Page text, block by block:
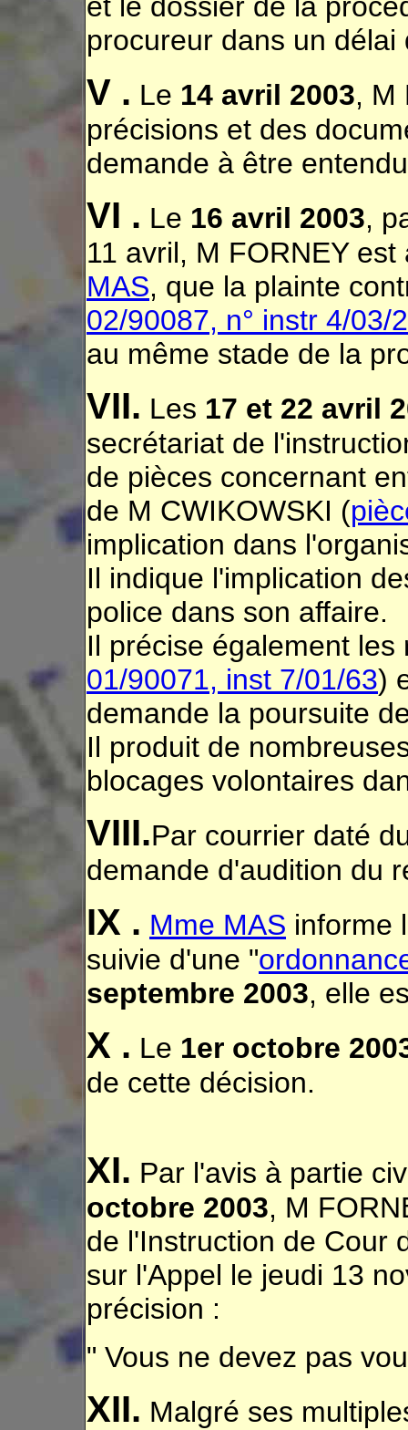
procureur dans un délai
V . Le 14 avril 2003, M
précisions et des
demande à être
VI . Le 16 avril 2003,
11 avril, M FORNEY
MAS, que la plainte
02/90087, n° instr 4/03/
au même stade de la
VII. Les 17 et 22 avril
secrétariat de
de pièces concernant
de M CWIKOWSKI (
implication dans
Il indique l'implication
police dans son affaire.
Il précise également
01/90071, inst 7/01/63)
demande la poursuite
Il produit de
blocages volontaires
VIII.Par courrier daté
demande d'audition du
IX . Mme MAS informe
suivie d'une "
septembre 2003, elle
X . Le 1er octobre
de cette décision.
XI. Par l'avis à partie
octobre 2003, M
de l'Instruction de Cour
sur l'Appel le jeudi 13
précision :
" Vous ne devez pas
XII. Malgré ses